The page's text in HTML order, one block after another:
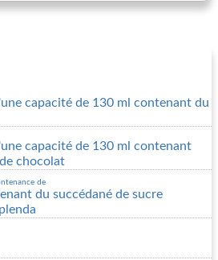
capacité de 130 ml contenant du
capacité de 130 ml contenant
chocolat
de
du succédané de sucre